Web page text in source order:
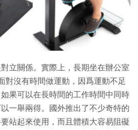
對立關係。實際上，長期坐在辦公室
對沒有時間做運動，因爲運動不足
果可以在長時間的工作時間中同時
一舉兩得。國外推出了不少奇特的
站起來使用，而且體積大容易阻礙